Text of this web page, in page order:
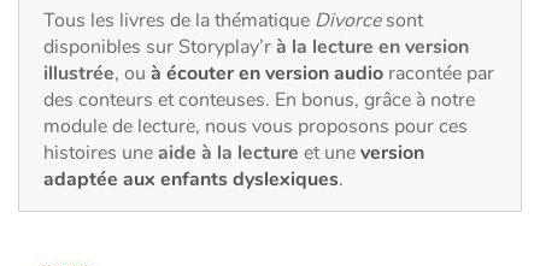
Fable, mythe, littérature et poésie
Princesses et princes, rois, reines et dragons
Ogres, monstres et sorcières
Héroïnes et héros
Tous les livres de la thématique Divorcesont
disponibles sur Storyplay’rà la lecture en version
illustrée, ou à écouter en version audio racontée par
des conteurs et conteuses. En bonus, grâce à notre
module de lecture, nous vous proposons pour ces
histoires uneaide à la lecture et uneversion
adaptée aux enfants dyslexiques.